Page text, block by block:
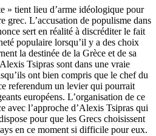
» tient lieu d’arme idéologique pour
grec. L’accusation de populisme dans
sert en réalité à discréditer le fait
populaire lorsqu’il y a des choix
la destinée de la Grèce et de sa
Tsipras sont dans une vraie
ont bien compris que le chef du
referendum un levier qui pourrait
européens. L’organisation de ce
avec l’approche d’Alexis Tsipras qui
pour que les Grecs choisissent
en ce moment si difficile pour eux.